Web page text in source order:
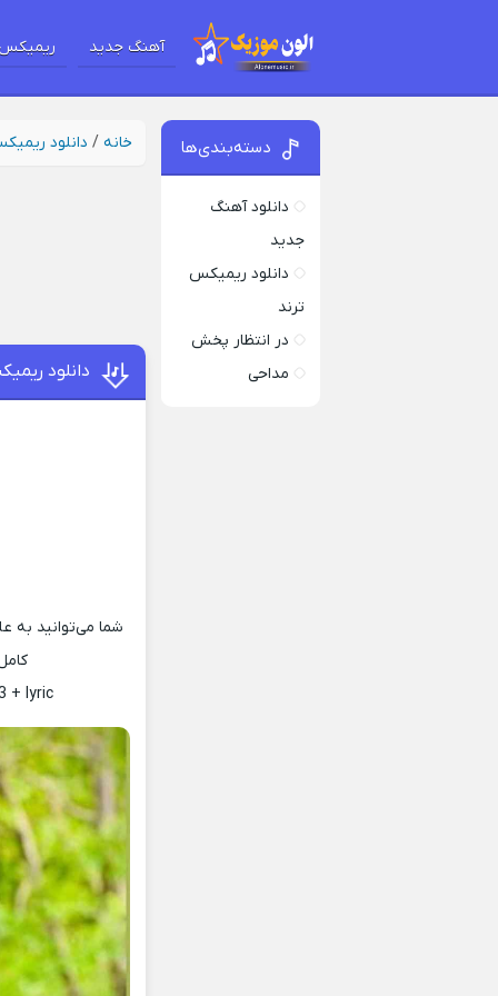
آهنگ جدید
خانه / دانلود
دانلود
شما می‌توانید به
+ lyric
دسته‌بندی‌ها
دانلود آهنگ
جدید
دانلود ریمیکس
ترند
در انتظار پخش
مداحی